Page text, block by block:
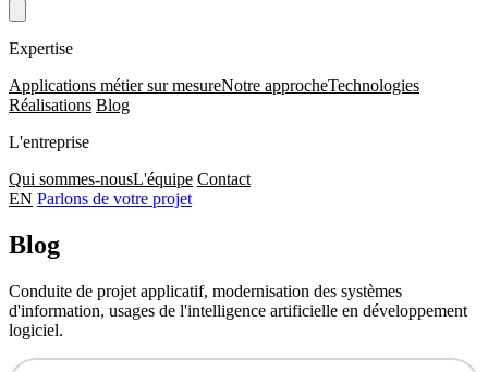
Expertise
Applications métier sur mesureNotre approcheTechnologies
Réalisations Blog
L'entreprise
Qui sommes-nousL'équipe Contact
EN Parlons de votre projet
Blog
Conduite de projet applicatif, modernisation des systèmes
d'information, usages de l'intelligence artificielle en développement
logiciel.